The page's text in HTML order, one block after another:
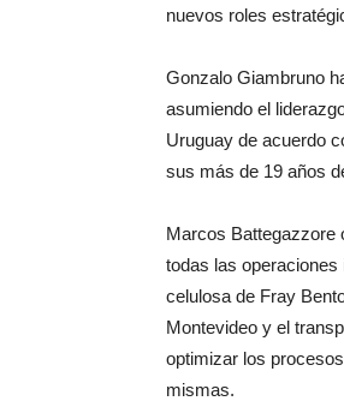
nuevos roles
Gonzalo Giambruno
asumiendo el
Uruguay de acuerdo
sus más de 19 años
Marcos Battegazzore
todas las
celulosa de Fray
Montevideo y el
optimizar los
mismas.